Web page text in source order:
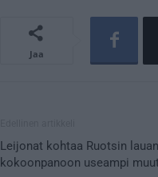
Jaa
Leijonat kohtaa Ruotsin
kokoonpanoon useampi